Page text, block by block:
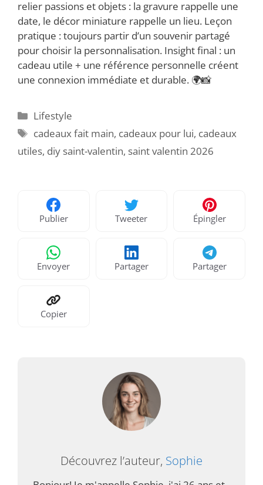
relier passions et objets : la gravure rappelle une
date, le décor miniature rappelle un lieu. Leçon
pratique : toujours partir d’un souvenir partagé
pour choisir la personnalisation. Insight final : un
cadeau utile + une référence personnelle créent
une connexion immédiate et durable. 🌍📸
Catégories
Lifestyle
Étiquettes
cadeaux fait main, cadeaux pour lui, cadeaux
utiles, diy saint-valentin, saint valentin 2026
Publier Tweeter Épingler
Envoyer Partager Partager
Copier
Découvrez l’auteur, Sophie